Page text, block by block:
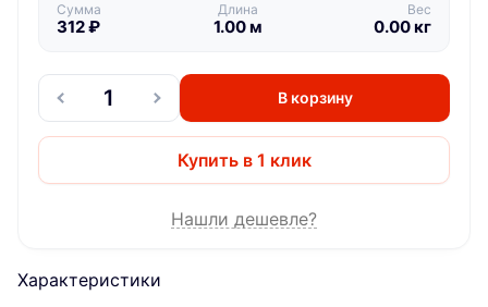
Характеристики
Сумма
312₽
Длина
1.00м
Вес
0.00кг
В корзину
Купить в 1 клик
Нашли дешевле?